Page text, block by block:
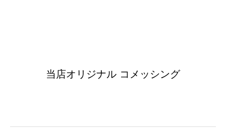
当店オリジナル コメッシング